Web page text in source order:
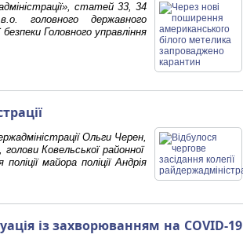
статей 33, 34
головного державного
Головного управління
Ольги Черен,
Ковельської районної
майора поліції Андрія
із захворюванням на COVID-19